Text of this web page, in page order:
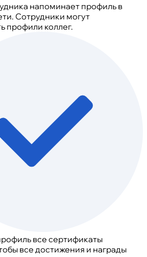
напоминает профиль в
Сотрудники могут
профили коллег.
все сертификаты
все достижения и награды